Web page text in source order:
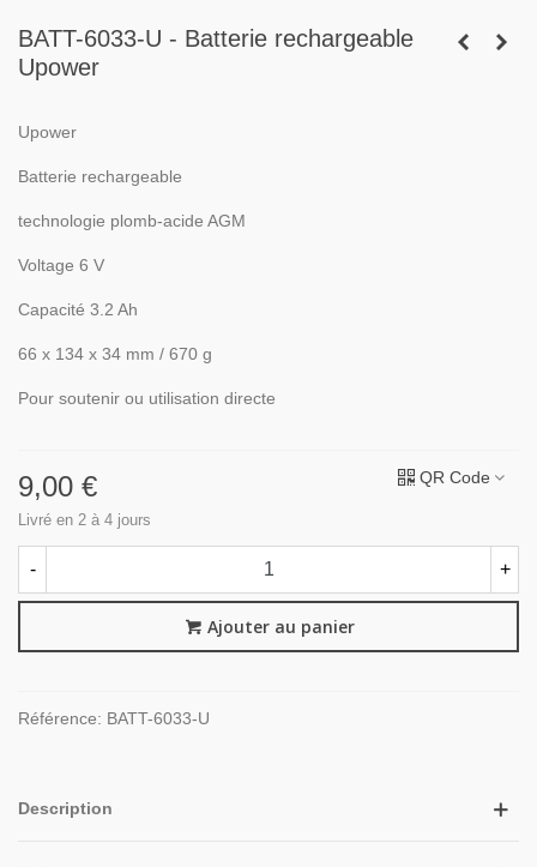
BATT-6033-U - Batterie rechargeable
Upower
Upower
Batterie rechargeable
technologie plomb-acide AGM
Voltage 6 V
Capacité 3.2 Ah
66 x 134 x 34 mm / 670 g
Pour soutenir ou utilisation directe
9,00 €
Livré en 2 à 4 jours
QR Code
- +
Ajouter au panier
Référence: BATT-6033-U
Description